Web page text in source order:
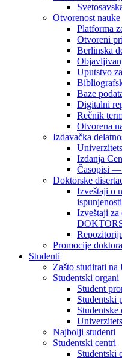
Otvorenost nauke
Platforma
Otvoreni
Berlinska
Uputstvo
Baze
Digitalni
Rečnik
Otvorena
Izdavačka
Izdanja
Časopisi —
Doktorske
Izveštaji o
Izveštaji za
Promocije
Studenti
Zašto studirati
Studentski organi
Student
Studentski
Studentske
Najbolji studenti
Studentski centri
Studentski